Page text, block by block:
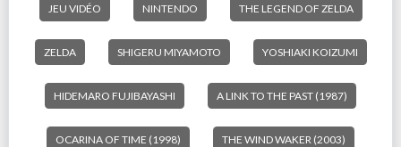
JEU VIDÉO NINTENDO THE LEGEND OF ZELDA
ZELDA SHIGERU MIYAMOTO YOSHIAKI KOIZUMI
HIDEMARO FUJIBAYASHI A LINK TO THE PAST (1987)
OCARINA OF TIME (1998) THE WIND WAKER (2003)